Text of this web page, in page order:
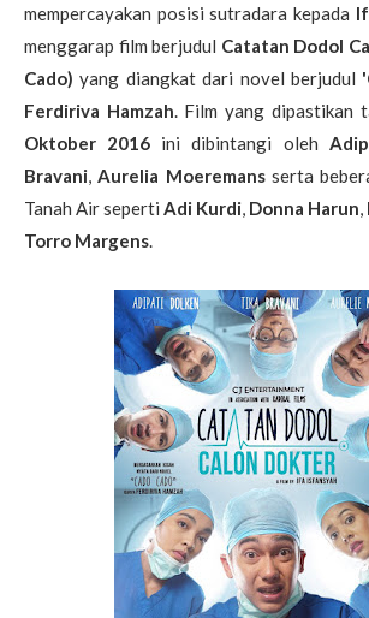
mempercayakan posisi sutradara kepada
menggarap film berjudul Catatan Dodol
Cado) yang diangkat dari novel berjudul
Ferdiriva Hamzah. Film yang dipastikan
Oktober 2016 ini dibintangi oleh
Bravani,Aurelia Moeremansserta
Tanah Air seperti Adi Kurdi, Donna Harun,
Torro Margens.